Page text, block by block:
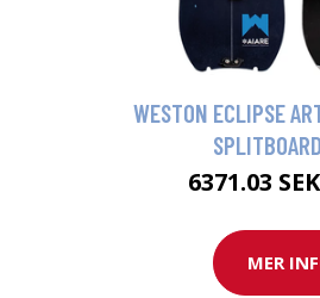
WESTON ECLIPSE
6371.03 SEK
MER